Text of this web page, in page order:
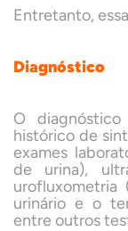
Entretanto,
Diagnóstico
O
histórico de
exames
de urina),
urinário e o
entre outros